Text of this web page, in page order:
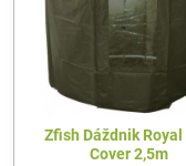
Zfish Dáždnik Royal
Cover 2,5m